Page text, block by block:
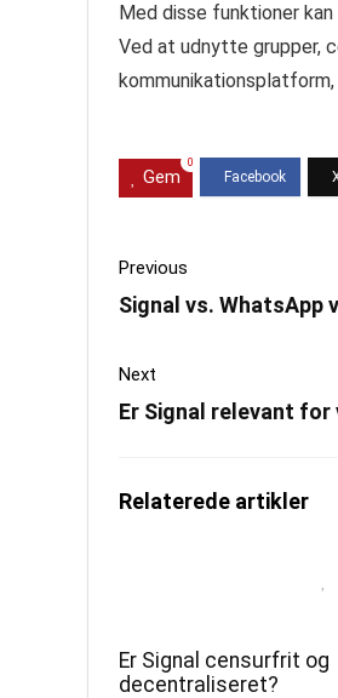
Med disse funktioner
Ved at udnytte grupper,
Gem
0
Previous
Signal vs. WhatsApp
Next
Er Signal relevant
Relaterede artikler
Er Signal censurfrit og
decentraliseret?